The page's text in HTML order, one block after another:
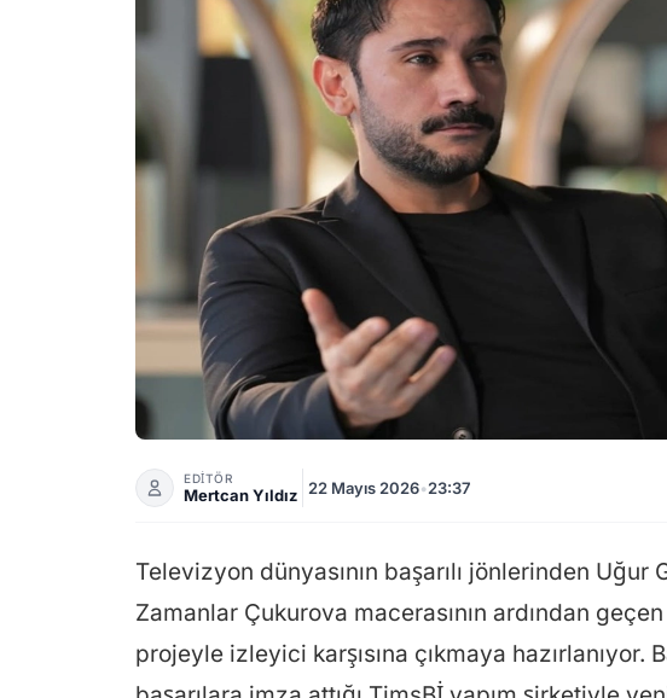
EDİTÖR
Mertcan Yıldız 22 Mayıs 2026•23:37
Televizyon dünyasının başarılı jönlerinden
Zamanlar Çukurova macerasının ardından
projeyle izleyici karşısına çıkmaya hazırlanıyor.